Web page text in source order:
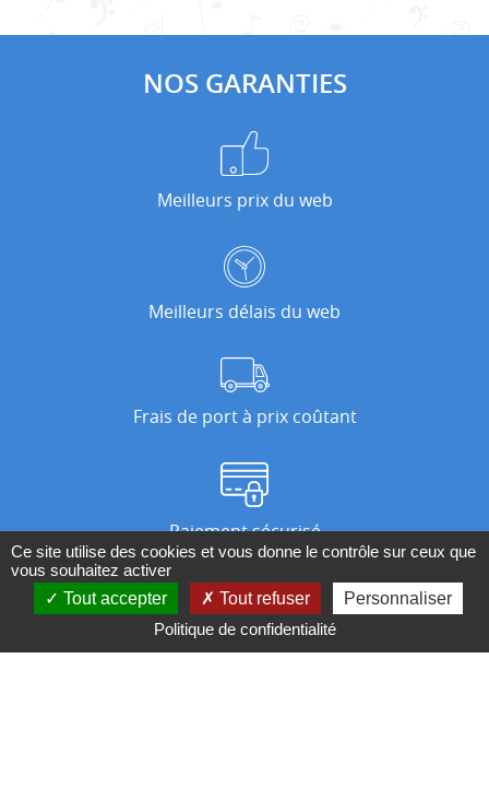
NOS GARANTIES
Meilleurs prix du web
Meilleurs délais du web
Frais de port à prix coûtant
Paiement sécurisé
Nos magasins
Ce site utilise des cookies et vous donne le contrôle sur ceux que
vous souhaitez activer
Tout accepter
Tout refuser
Personnaliser
Politique de confidentialité